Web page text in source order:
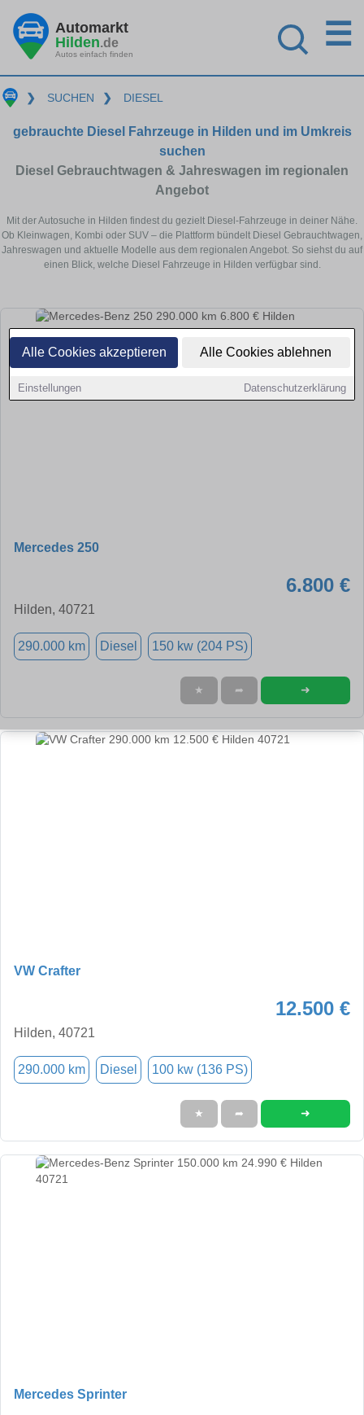
Alle Cookies akzeptieren Alle Cookies ablehnen
Einstellungen Datenschutzerklärung
Automarkt
Hilden.de
Autos einfach finden
☰
❯ SUCHEN ❯ DIESEL
gebrauchte Diesel Fahrzeuge in Hilden und im Umkreis
suchen
Diesel Gebrauchtwagen & Jahreswagen im regionalen
Angebot
Mit der Autosuche in Hilden findest du gezielt Diesel-Fahrzeuge in deiner Nähe.
Ob Kleinwagen, Kombi oder SUV – die Plattform bündelt Diesel Gebrauchtwagen,
Jahreswagen und aktuelle Modelle aus dem regionalen Angebot. So siehst du auf
einen Blick, welche Diesel Fahrzeuge in Hilden verfügbar sind.
Mercedes 250
6.800 €
Hilden, 40721
290.000 km Diesel 150 kw (204 PS)
★ ➦ ➜
VW Crafter
12.500 €
Hilden, 40721
290.000 km Diesel 100 kw (136 PS)
★ ➦ ➜
Mercedes Sprinter